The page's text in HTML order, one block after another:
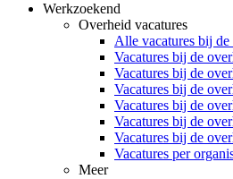
Werkzoekend
Overheid vacatures
Alle vacatures bij de
Vacatures bij de
Vacatures bij de
Vacatures bij de
Vacatures bij de
Vacatures bij de
Vacatures bij de
Vacatures per
Meer